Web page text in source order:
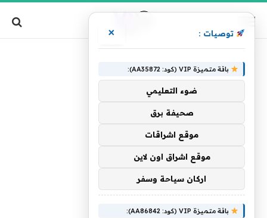
توصيات : ×
باقة متميزة VIP (كود: AA35872):
ضوء التعليمي
صحيفة برق
موقع اشراقات
موقع اشراق اون لاين
اركان سياحة وسفر
باقة متميزة VIP (كود: AA86842):